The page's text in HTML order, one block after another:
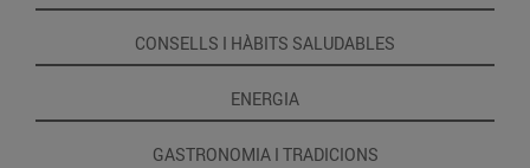
CONSELLS I HÀBITS SALUDABLES
ENERGIA
GASTRONOMIA I TRADICIONS